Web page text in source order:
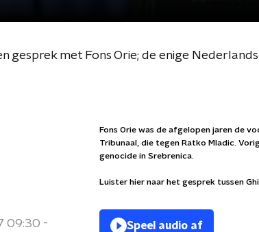
gesprek met Fons Orie; de enige
09:30 -
Fons Orie was de afgelopen jaren de
Tribunaal, die tegen Ratko Mladic.
genocide in Srebrenica.
Luister hier naar het gesprek tussen
Speel audio af